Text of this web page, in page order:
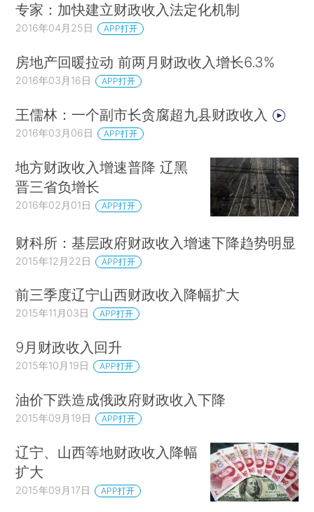
专家：加快建立财政收入法定化机制
2016年04月25日 APP打开
房地产回暖拉动 前两月财政收入增长6.3%
2016年03月16日 APP打开
王儒林：一个副市长贪腐超九县财政收入
2016年03月06日 APP打开
地方财政收入增速普降 辽黑
晋三省负增长
2016年02月01日 APP打开
财科所：基层政府财政收入增速下降趋势明显
2015年12月22日 APP打开
前三季度辽宁山西财政收入降幅扩大
2015年11月03日 APP打开
9月财政收入回升
2015年10月19日 APP打开
油价下跌造成俄政府财政收入下降
2015年09月19日 APP打开
辽宁、山西等地财政收入降幅
扩大
2015年09月17日 APP打开